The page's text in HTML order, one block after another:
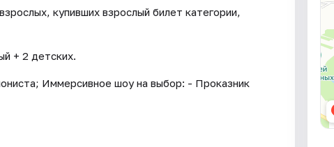
купивших взрослый билет категории,
+ 2 детских.
Иммерсивное шоу на выбор: - Проказник